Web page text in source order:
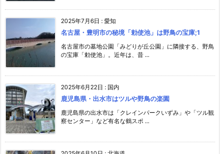
2025年7月6日 : 愛知
名古屋・豊明市の秘境「勅使池」は野鳥の宝庫;1
名古屋市の墓地公園「みどりが丘公園」に隣接する、野鳥
の宝庫「勅使池」。近年は、昔 ...
2025年6月22日 : 国内
鹿児島県・出水市はツルや野鳥の楽園
鹿児島県の出水市は「クレインパークいずみ」や「ツル観
察センター」など有名な鶴スポ ...